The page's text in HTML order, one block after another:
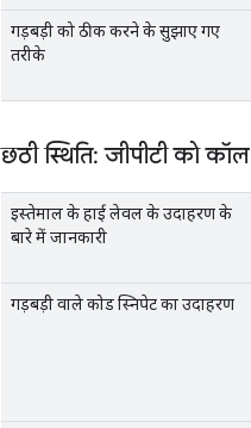
गड़बड़ी को ठीक करने के सुझाए गए
तरीके
छठी स्थिति: जीपीटी को
इस्तेमाल के हाई लेवल के उदाहरण के
बारे में जानकारी
गड़बड़ी वाले कोड स्निपेट का उदाहरण